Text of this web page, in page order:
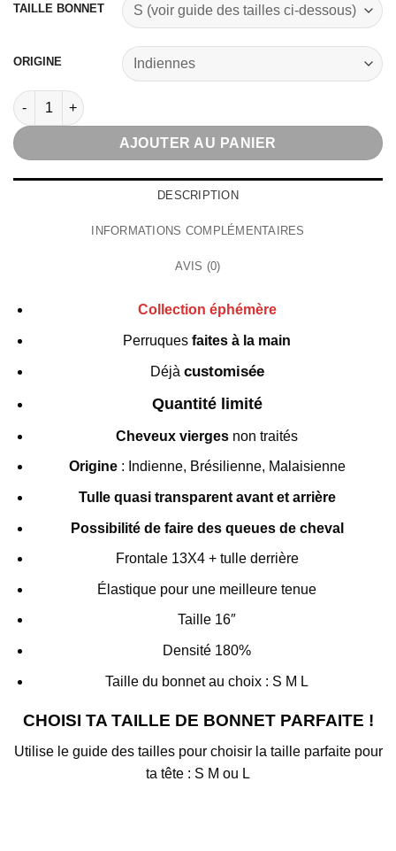
TAILLE BONNET
ORIGINE
quantité de Nera Wig
AJOUTER AU PANIER
DESCRIPTION
INFORMATIONS COMPLÉMENTAIRES
AVIS (0)
Collection éphémère
Perruquesfaites à la main
Déjà customisée
Quantité limité
Cheveux vierges non traités
Origine: Indienne, Brésilienne, Malaisienne
Tulle quasi transparent avant et arrière
Possibilité de faire des queues de cheval
Frontale 13X4 + tulle derrière
Élastique pour une meilleure tenue
Taille 16″
Densité 180%
Taille du bonnet au choix : S M L
CHOISI TA TAILLE DE BONNET PARFAITE !
Utilise le guide des tailles pour choisir la taille parfaite pour
ta tête : S M ou L